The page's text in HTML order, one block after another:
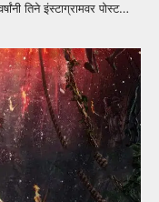
तिने इंस्टाग्रामवर पोस्ट…